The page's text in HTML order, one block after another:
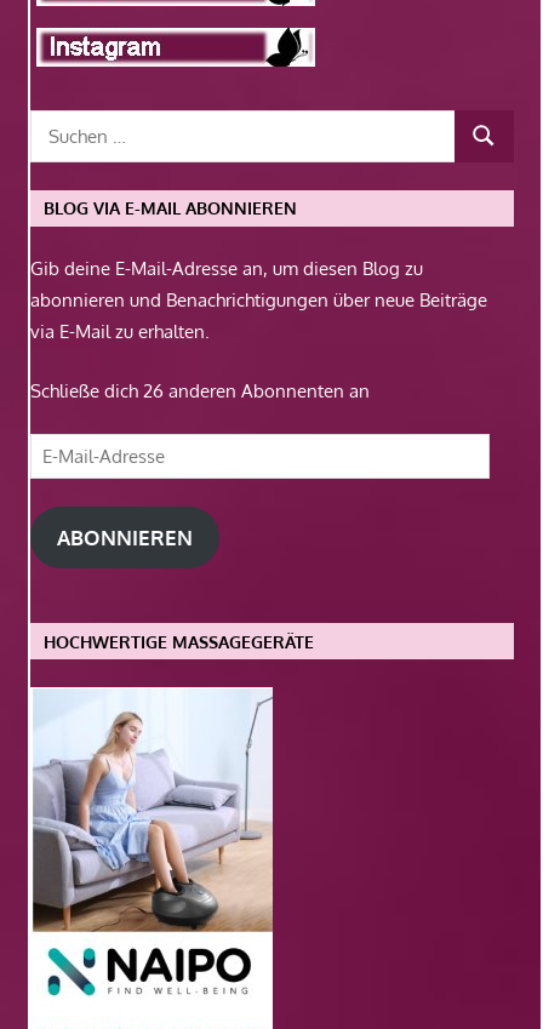
BLOG VIA E-MAIL ABONNIEREN
Gib deine E-Mail-Adresse an, um diesen Blog zu
abonnieren und Benachrichtigungen über neue Beiträge
via E-Mail zu erhalten.
Schließe dich 26 anderen Abonnenten an
E-
Mail-
Adresse
ABONNIEREN
HOCHWERTIGE MASSAGEGERÄTE